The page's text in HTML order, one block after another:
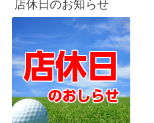
店休日のお知らせ